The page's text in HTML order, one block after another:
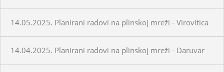
14.05.2025. Planirani radovi na plinskoj mreži - Virovitica
14.04.2025. Planirani radovi na plinskoj mreži - Daruvar